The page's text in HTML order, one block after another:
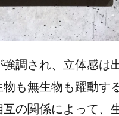
調され、立体感は
も無生物も躍動す
の関係によって、